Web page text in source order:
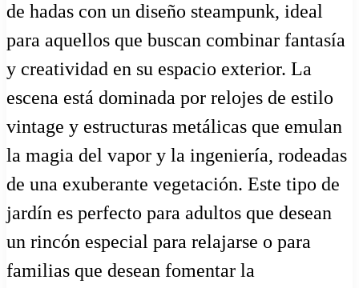
de hadas con un diseño steampunk, ideal
para aquellos que buscan combinar fantasía
y creatividad en su espacio exterior. La
escena está dominada por relojes de estilo
vintage y estructuras metálicas que emulan
la magia del vapor y la ingeniería, rodeadas
de una exuberante vegetación. Este tipo de
jardín es perfecto para adultos que desean
un rincón especial para relajarse o para
familias que desean fomentar la